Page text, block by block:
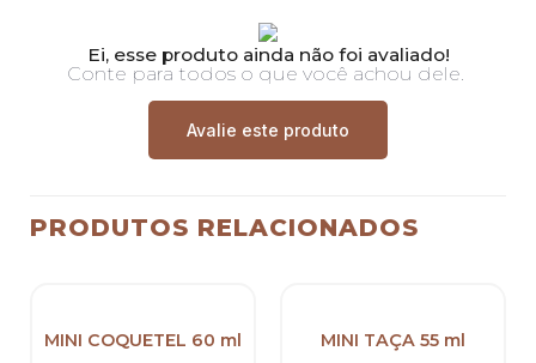
Ei, esse produto ainda não foi avaliado!
Conte para todos o que você achou dele.
Avalie este produto
PRODUTOS RELACIONADOS
MINI COQUETEL 60 ml MINI TAÇA 55 ml